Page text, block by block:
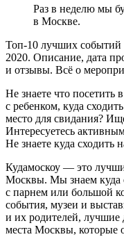
Раз в неделю мы
в Москве.
Топ-10 лучших событий
2020. Описание, дата
и отзывы. Всё о
Не знаете что посетить
с ребенком, куда
место для свидания?
Интересуетесь
Не знаете куда сходить
Кудамоскоу — это
Москвы. Мы знаем куда
с парнем или большой
события, музеи и
и их родителей, лучшие
места Москвы, которые